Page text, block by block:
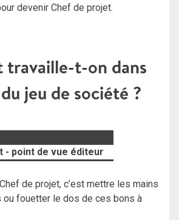
devenir Chef de projet.
travaille-t-on dans
jeu de société ?
- point de vue éditeur
de projet, c’est mettre les mains
ou fouetter le dos de ces bons à